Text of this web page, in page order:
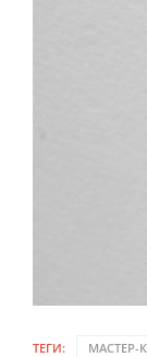
ТЕГИ: МАСТЕР-